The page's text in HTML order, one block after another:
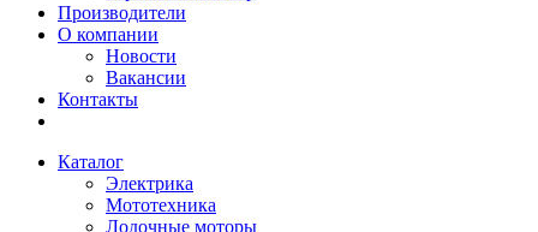
Производители
О компании
Новости
Вакансии
Контакты
Каталог
Электрика
Мототехника
Лодочные моторы